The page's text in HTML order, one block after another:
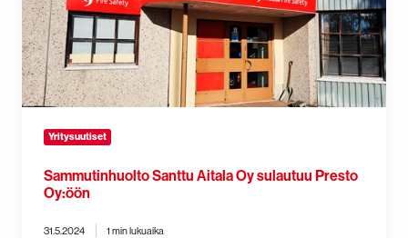
sulautuu
Presto
Oy:öön
Yritysuutiset
Sammutinhuolto Santtu Aitala Oy sulautuu Presto
Oy:öön
31.5.2024 1 min lukuaika